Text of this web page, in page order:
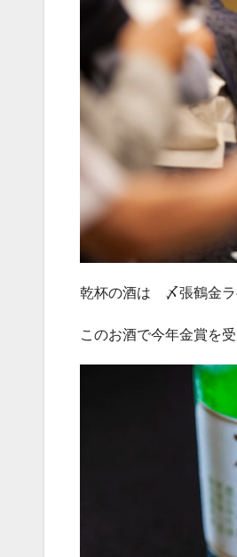
乾杯の酒は 〆張鶴金ラ
このお酒で今年金賞を